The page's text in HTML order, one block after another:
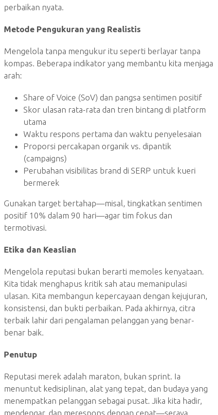
perbaikan nyata.
Metode Pengukuran yang Realistis
Mengelola tanpa mengukur itu seperti berlayar tanpa
kompas. Beberapa indikator yang membantu kita menjaga
arah:
Share of Voice (SoV) dan pangsa sentimen positif
Skor ulasan rata-rata dan tren bintang di platform
utama
Waktu respons pertama dan waktu penyelesaian
Proporsi percakapan organik vs. dipantik
(campaigns)
Perubahan visibilitas brand di SERP untuk kueri
bermerek
Gunakan target bertahap—misal, tingkatkan sentimen
positif 10% dalam 90 hari—agar tim fokus dan
termotivasi.
Etika dan Keaslian
Mengelola reputasi bukan berarti memoles kenyataan.
Kita tidak menghapus kritik sah atau memanipulasi
ulasan. Kita membangun kepercayaan dengan kejujuran,
konsistensi, dan bukti perbaikan. Pada akhirnya, citra
terbaik lahir dari pengalaman pelanggan yang benar-
benar baik.
Penutup
Reputasi merek adalah maraton, bukan sprint. Ia
menuntut kedisiplinan, alat yang tepat, dan budaya yang
menempatkan pelanggan sebagai pusat. Jika kita hadir,
mendengar, dan merespons dengan cepat—seraya